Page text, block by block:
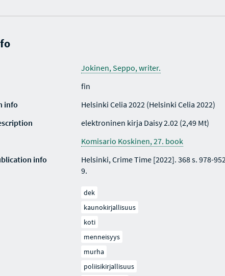
Jokinen, Seppo, writer.
fin
info
Helsinki Celia 2022 (Helsinki Celia 2022)
elektroninen kirja Daisy 2.02 (2,49 Mt)
Komisario Koskinen, 27. book
info
Helsinki, Crime Time [2022]. 368 s. 978-
9.
dek
kaunokirjallisuus
koti
menneisyys
murha
poliisikirjallisuus